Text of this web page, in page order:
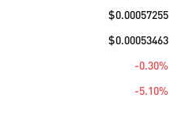
$0.00057255
$0.00053463
-0.30%
-5.10%